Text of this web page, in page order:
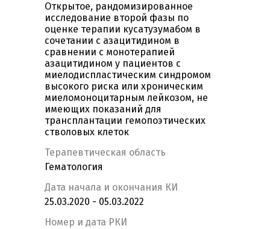
Открытое, рандомизированное
исследование второй фазы по
оценке терапии куcатузумабом в
сочетании с азацитидином в
сравнении с монотерапией
азацитидином у пациентов с
миелодиспластическим синдромом
высокого риска или хроническим
миеломоноцитарным лейкозом, не
имеющих показаний для
трансплантации гемопоэтических
стволовых клеток
Терапевтическая область
Гематология
Дата начала и окончания КИ
25.03.2020 - 05.03.2022
Номер и дата РКИ